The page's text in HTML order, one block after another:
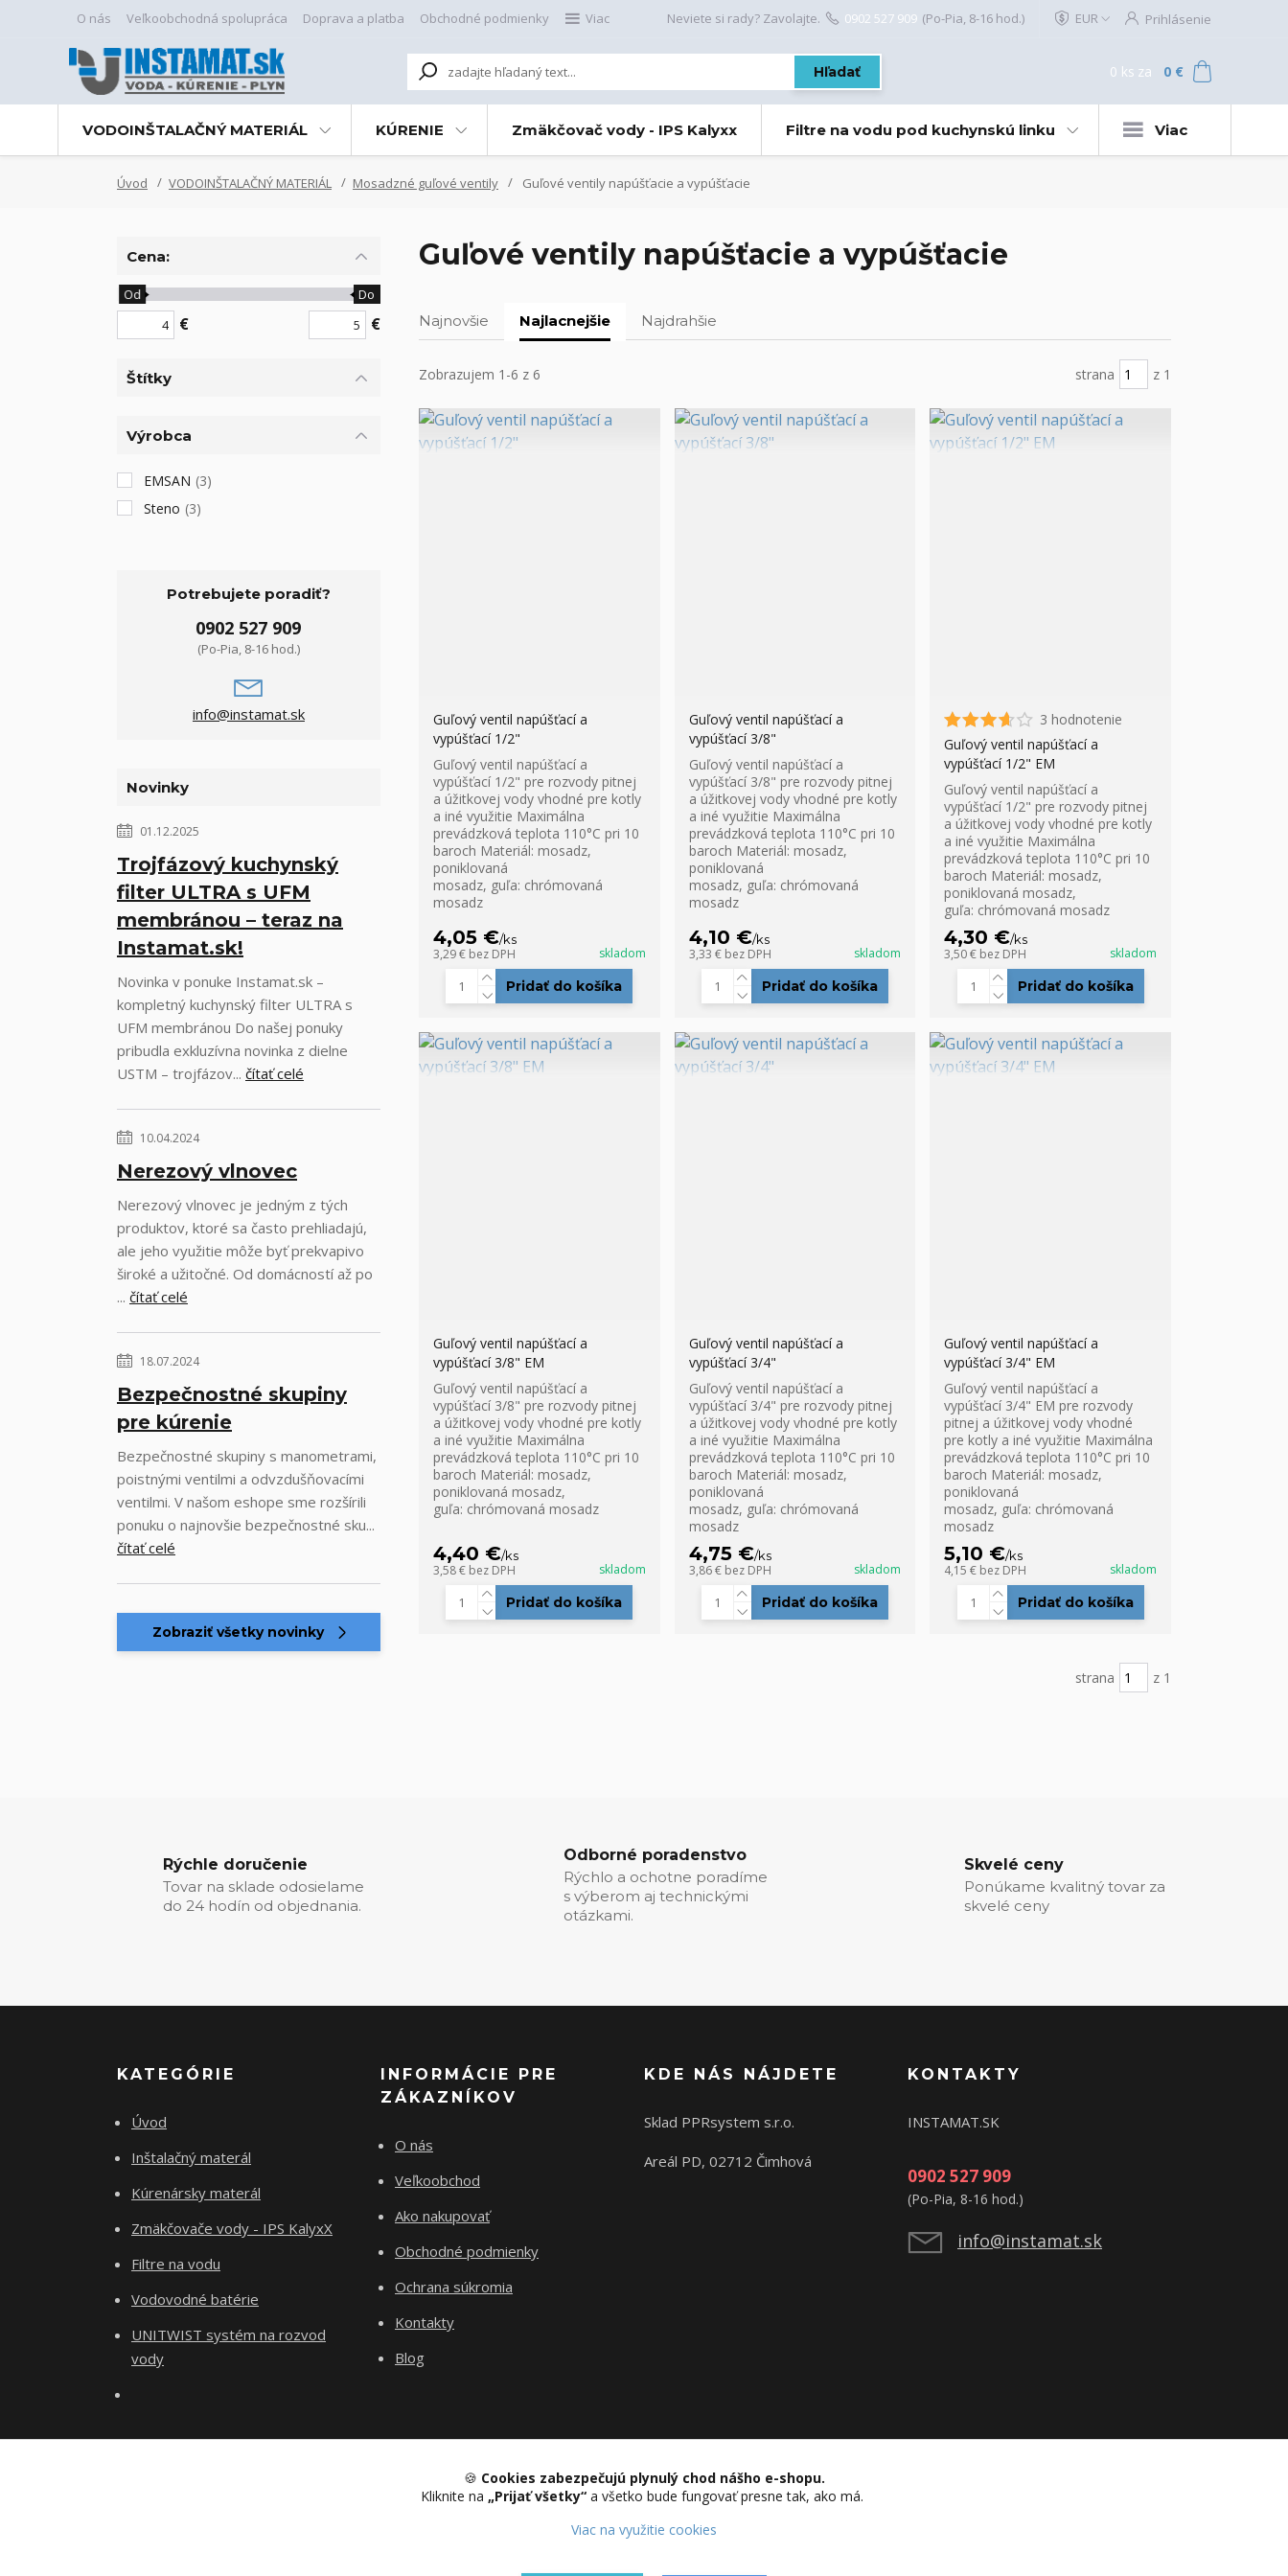
O nás Veľkoobchodná spolupráca Doprava a platba Obchodné podmienky Viac EUR Prihlásenie
Hľadať
Neviete si rady? Zavolajte. 0902 527 909 (Po-Pia, 8-16 hod.)
0 ks za 0 €
VODOINŠTALAČNÝ MATERIÁL KÚRENIE Zmäkčovač vody - IPS Kalyxx Filtre na vodu pod kuchynskú linku Viac
Úvod VODOINŠTALAČNÝ MATERIÁL Mosadzné guľové ventily Guľové ventily napúšťacie a vypúšťacie
Guľové ventily napúšťacie a vypúšťacie
Najnovšie Najlacnejšie Najdrahšie
Zobrazujem 1-6 z 6 strana z 1
Guľový ventil napúšťací a
vypúšťací 1/2"
Guľový ventil napúšťací a
vypúšťací 1/2" pre rozvody pitnej
a úžitkovej vody vhodné pre kotly
a iné využitie Maximálna
prevádzková teplota 110°C pri 10
baroch Materiál: mosadz,
poniklovaná
mosadz, guľa: chrómovaná
mosadz
4,05 €/ks
3,29 € bez DPH skladom
Pridať do košíka
Guľový ventil napúšťací a
vypúšťací 3/8"
Guľový ventil napúšťací a
vypúšťací 3/8" pre rozvody pitnej
a úžitkovej vody vhodné pre kotly
a iné využitie Maximálna
prevádzková teplota 110°C pri 10
baroch Materiál: mosadz,
poniklovaná
mosadz, guľa: chrómovaná
mosadz
4,10 €/ks
3,33 € bez DPH skladom
Pridať do košíka
3 hodnotenie
Guľový ventil napúšťací a
vypúšťací 1/2" EM
Guľový ventil napúšťací a
vypúšťací 1/2" pre rozvody pitnej
a úžitkovej vody vhodné pre kotly
a iné využitie Maximálna
prevádzková teplota 110°C pri 10
baroch Materiál: mosadz,
poniklovaná mosadz,
guľa: chrómovaná mosadz
4,30 €/ks
3,50 € bez DPH skladom
Pridať do košíka
Guľový ventil napúšťací a
vypúšťací 3/8" EM
Guľový ventil napúšťací a
vypúšťací 3/8" pre rozvody pitnej
a úžitkovej vody vhodné pre kotly
a iné využitie Maximálna
prevádzková teplota 110°C pri 10
baroch Materiál: mosadz,
poniklovaná mosadz,
guľa: chrómovaná mosadz
4,40 €/ks
3,58 € bez DPH skladom
Pridať do košíka
Guľový ventil napúšťací a
vypúšťací 3/4"
Guľový ventil napúšťací a
vypúšťací 3/4" pre rozvody pitnej
a úžitkovej vody vhodné pre kotly
a iné využitie Maximálna
prevádzková teplota 110°C pri 10
baroch Materiál: mosadz,
poniklovaná
mosadz, guľa: chrómovaná
mosadz
4,75 €/ks
3,86 € bez DPH skladom
Pridať do košíka
Guľový ventil napúšťací a
vypúšťací 3/4" EM
Guľový ventil napúšťací a
vypúšťací 3/4" EM pre rozvody
pitnej a úžitkovej vody vhodné
pre kotly a iné využitie Maximálna
prevádzková teplota 110°C pri 10
baroch Materiál: mosadz,
poniklovaná
mosadz, guľa: chrómovaná
mosadz
5,10 €/ks
4,15 € bez DPH skladom
Pridať do košíka
strana z 1
Cena:
€
Od Do
€
Štítky
Výrobca
EMSAN (3)
Steno (3)
Potrebujete poradiť?
0902 527 909
(Po-Pia, 8-16 hod.)
info@instamat.sk
Novinky
01.12.2025
Trojfázový kuchynský
filter ULTRA s UFM
membránou – teraz na
Instamat.sk!
Novinka v ponuke Instamat.sk –
kompletný kuchynský filter ULTRA s
UFM membránou Do našej ponuky
pribudla exkluzívna novinka z dielne
USTM – trojfázov... čítať celé
10.04.2024
Nerezový vlnovec
Nerezový vlnovec je jedným z tých
produktov, ktoré sa často prehliadajú,
ale jeho využitie môže byť prekvapivo
široké a užitočné. Od domácností až po
... čítať celé
18.07.2024
Bezpečnostné skupiny
pre kúrenie
Bezpečnostné skupiny s manometrami,
poistnými ventilmi a odvzdušňovacími
ventilmi. V našom eshope sme rozšírili
ponuku o najnovšie bezpečnostné sku...
čítať celé
Zobraziť všetky novinky
Rýchle doručenie
Tovar na sklade odosielame
do 24 hodín od objednania.
Odborné poradenstvo
Rýchlo a ochotne poradíme
s výberom aj technickými
otázkami.
Skvelé ceny
Ponúkame kvalitný tovar za
skvelé ceny
KATEGÓRIE
Úvod
Inštalačný materál
Kúrenársky materál
Zmäkčovače vody - IPS KalyxX
Filtre na vodu
Vodovodné batérie
UNITWIST systém na rozvod
vody
INFORMÁCIE PRE
ZÁKAZNÍKOV
O nás
Veľkoobchod
Ako nakupovať
Obchodné podmienky
Ochrana súkromia
Kontakty
Blog
KDE NÁS NÁJDETE
Sklad PPRsystem s.r.o.
Areál PD, 02712 Čimhová
KONTAKTY
INSTAMAT.SK
0902 527 909
(Po-Pia, 8-16 hod.)
info@instamat.sk
Upravit sběr cookies.
🍪 Cookies zabezpečujú plynulý chod nášho e-shopu.
Kliknite na „Prijať všetky“ a všetko bude fungovať presne tak, ako má.
Viac na využitie cookies